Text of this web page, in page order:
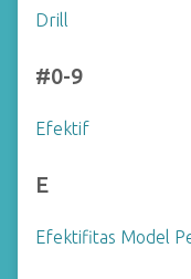
Drill
#0-9
Efektif
E
Efektifitas Model